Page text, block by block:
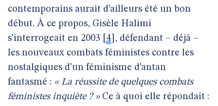
contemporains aurait d’ailleurs été un bon
début. À ce propos, Gisèle Halimi
s’interrogeait en 2003
4 , défendant – déjà –
les nouveaux combats féministes contre les
nostalgiques d’un féminisme d’antan
fantasmé : « La réussite de quelques combats
féministes inquiète ? »Ce à quoi elle répondait :